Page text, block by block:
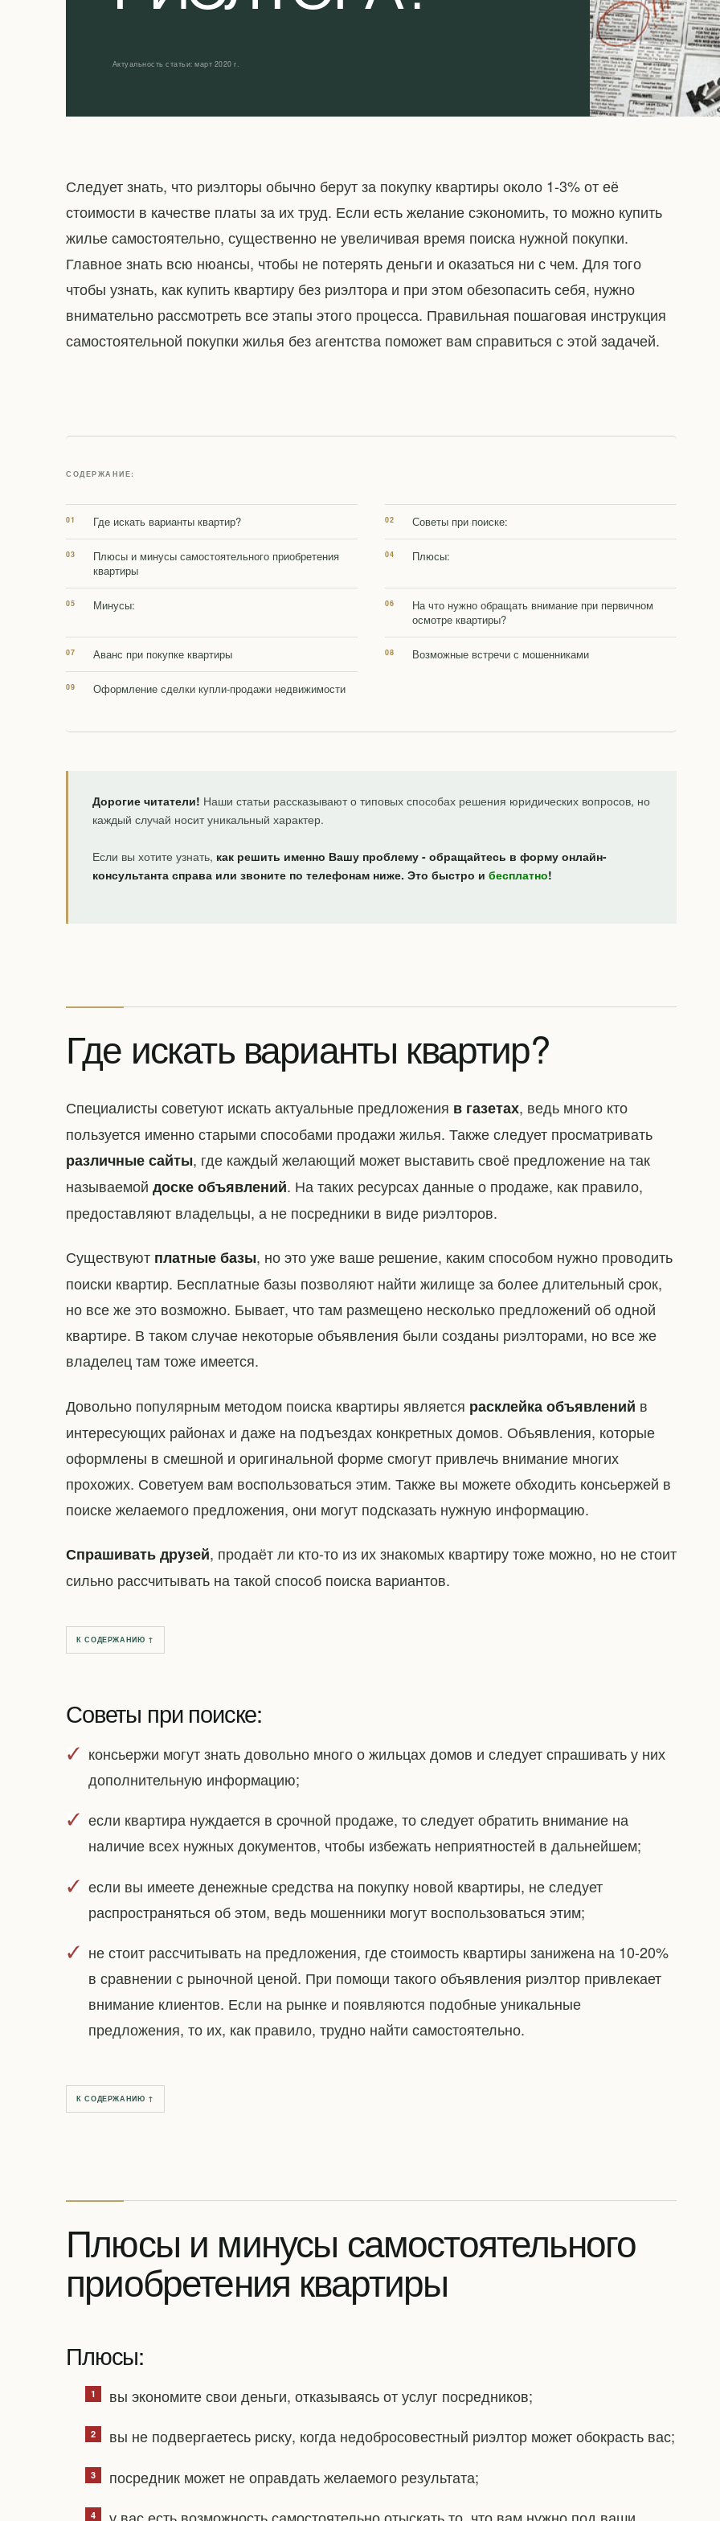
Актуальность статьи: март 2020 г.
Следует знать, что риэлторы обычно берут за покупку квартиры около 1-3% от её
стоимости в качестве платы за их труд. Если есть желание сэкономить, то можно купить
жилье самостоятельно, существенно не увеличивая время поиска нужной покупки.
Главное знать всю нюансы, чтобы не потерять деньги и оказаться ни с чем. Для того
чтобы узнать, как купить квартиру без риэлтора и при этом обезопасить себя, нужно
внимательно рассмотреть все этапы этого процесса. Правильная пошаговая инструкция
самостоятельной покупки жилья без агентства поможет вам справиться с этой задачей.
СОДЕРЖАНИЕ:
Где искать варианты квартир? Советы при поиске:
Плюсы и минусы самостоятельного приобретения
квартиры
Плюсы:
Минусы:
На что нужно обращать внимание при первичном
осмотре квартиры?
Аванс при покупке квартиры Возможные встречи с мошенниками
Оформление сделки купли-продажи недвижимости
Дорогие читатели! Наши статьи рассказывают о типовых способах решения юридических вопросов, но
каждый случай носит уникальный характер.
Если вы хотите узнать, как решить именно Вашу проблему - обращайтесь в форму онлайн-
консультанта справа или звоните по телефонам ниже. Это быстро и бесплатно!
Где искать варианты квартир?
Специалисты советуют искать актуальные предложения в газетах, ведь много кто
пользуется именно старыми способами продажи жилья. Также следует просматривать
различные сайты, где каждый желающий может выставить своё предложение на так
называемой доске объявлений. На таких ресурсах данные о продаже, как правило,
предоставляют владельцы, а не посредники в виде риэлторов.
Существуют платные базы, но это уже ваше решение, каким способом нужно проводить
поиски квартир. Бесплатные базы позволяют найти жилище за более длительный срок,
но все же это возможно. Бывает, что там размещено несколько предложений об одной
квартире. В таком случае некоторые объявления были созданы риэлторами, но все же
владелец там тоже имеется.
Довольно популярным методом поиска квартиры является расклейка объявлений в
интересующих районах и даже на подъездах конкретных домов. Объявления, которые
оформлены в смешной и оригинальной форме смогут привлечь внимание многих
прохожих. Советуем вам воспользоваться этим. Также вы можете обходить консьержей в
поиске желаемого предложения, они могут подсказать нужную информацию.
Спрашивать друзей, продаёт ли кто-то из их знакомых квартиру тоже можно, но не стоит
сильно рассчитывать на такой способ поиска вариантов.
К СОДЕРЖАНИЮ ↑
Советы при поиске:
консьержи могут знать довольно много о жильцах домов и следует спрашивать у них
дополнительную информацию;
если квартира нуждается в срочной продаже, то следует обратить внимание на
наличие всех нужных документов, чтобы избежать неприятностей в дальнейшем;
если вы имеете денежные средства на покупку новой квартиры, не следует
распространяться об этом, ведь мошенники могут воспользоваться этим;
не стоит рассчитывать на предложения, где стоимость квартиры занижена на 10-20%
в сравнении с рыночной ценой. При помощи такого объявления риэлтор привлекает
внимание клиентов. Если на рынке и появляются подобные уникальные
предложения, то их, как правило, трудно найти самостоятельно.
К СОДЕРЖАНИЮ ↑
Плюсы и минусы самостоятельного
приобретения квартиры
Плюсы:
вы экономите свои деньги, отказываясь от услуг посредников;
вы не подвергаетесь риску, когда недобросовестный риэлтор может обокрасть вас;
посредник может не оправдать желаемого результата;